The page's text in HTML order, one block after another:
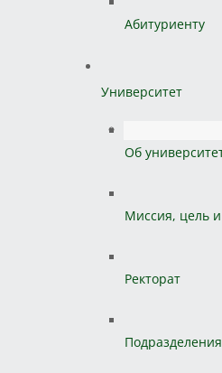
Абитуриенту
Университет
Об
Миссия, цель
Ректорат
Подразделения